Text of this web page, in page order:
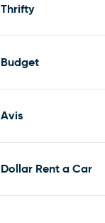
Thrifty
Budget
Avis
Dollar Rent a Car